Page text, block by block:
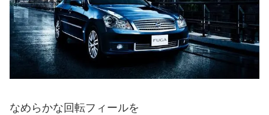
なめらかな回転フィールを